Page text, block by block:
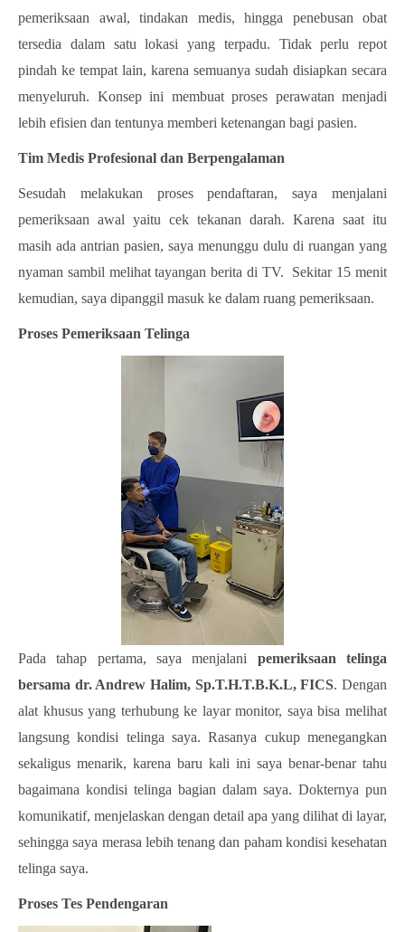
pemeriksaan awal, tindakan medis, hingga penebusan obat
tersedia dalam satu lokasi yang terpadu. Tidak perlu repot
pindah ke tempat lain, karena semuanya sudah disiapkan secara
menyeluruh. Konsep ini membuat proses perawatan menjadi
lebih efisien dan tentunya memberi ketenangan bagi pasien.
Tim Medis Profesional dan Berpengalaman
Sesudah melakukan proses pendaftaran, saya menjalani
pemeriksaan awal yaitu cek tekanan darah. Karena saat itu
masih ada antrian pasien, saya menunggu dulu di ruangan yang
nyaman sambil melihat tayangan berita di TV.
Sekitar 15 menit
kemudian, saya dipanggil masuk ke dalam ruang pemeriksaan.
Proses Pemeriksaan Telinga
Pada tahap pertama, saya menjalani pemeriksaan telinga
bersama dr. Andrew Halim, Sp.T.H.T.B.K.L, FICS. Dengan
alat khusus yang terhubung ke layar monitor, saya bisa melihat
langsung kondisi telinga saya. Rasanya cukup menegangkan
sekaligus menarik, karena baru kali ini saya benar-benar tahu
bagaimana kondisi telinga bagian dalam saya. Dokternya pun
komunikatif, menjelaskan dengan detail apa yang dilihat di layar,
sehingga saya merasa lebih tenang dan paham kondisi kesehatan
telinga saya.
Proses Tes Pendengaran